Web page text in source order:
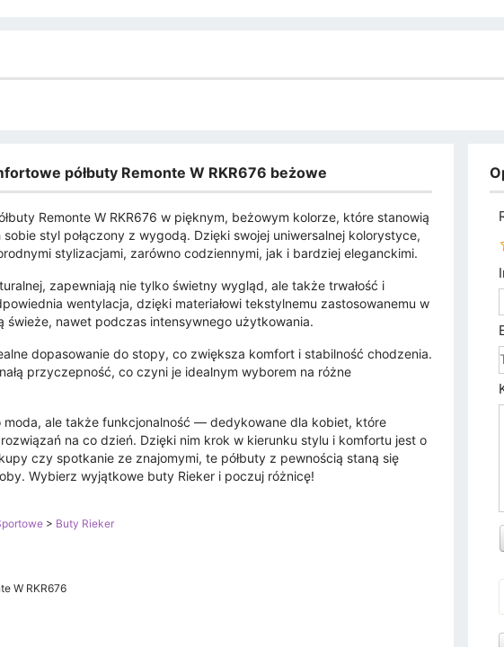
półbuty Remonte W RKR676 beżowe
Remonte W RKR676 w pięknym, beżowym kolorze, które stanowią
styl połączony z wygodą. Dzięki swojej uniwersalnej kolorystyce,
stylizacjami, zarówno codziennymi, jak i bardziej eleganckimi.
zapewniają nie tylko świetny wygląd, ale także trwałość i
wentylacja, dzięki materiałowi tekstylnemu zastosowanemu w
świeże, nawet podczas intensywnego użytkowania.
dopasowanie do stopy, co zwiększa komfort i stabilność chodzenia.
przyczepność, co czyni je idealnym wyborem na różne
moda, ale także funkcjonalność — dedykowane dla kobiet, które
na co dzień. Dzięki nim krok w kierunku stylu i komfortu jest o
czy spotkanie ze znajomymi, te półbuty z pewnością staną się
Wybierz wyjątkowe buty Rieker i poczuj różnicę!
> Buty Rieker
W RKR676